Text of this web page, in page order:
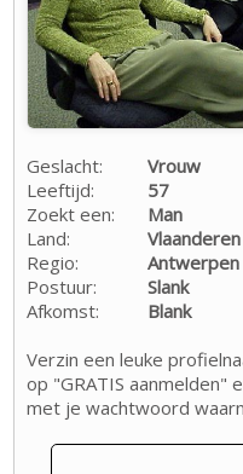
Geslacht:
Vrouw
Leeftijd:
57
Zoekt een:
Man
Land:
Vlaanderen
Regio:
Antwerpen
Postuur:
Slank
Afkomst:
Blank
Verzin een leuke
op "GRATIS aanmelden"
met je wachtwoord